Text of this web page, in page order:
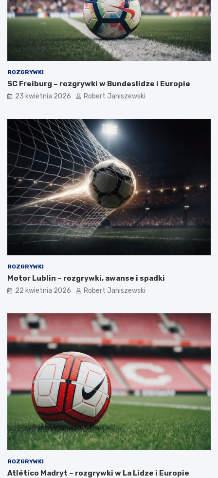
ROZGRYWKI
SC Freiburg – rozgrywki w Bundeslidze i Europie
23 kwietnia 2026 Robert Janiszewski
ROZGRYWKI
Motor Lublin – rozgrywki, awanse i spadki
22 kwietnia 2026 Robert Janiszewski
ROZGRYWKI
Atlético Madryt – rozgrywki w La Lidze i Europie